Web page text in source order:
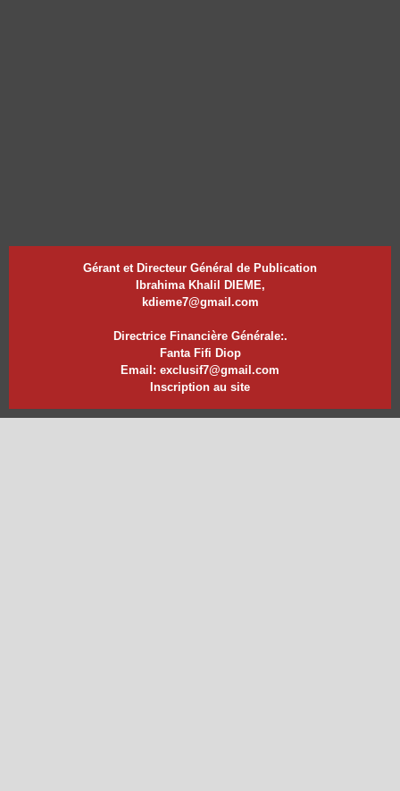
Gérant et Directeur Général de Publication
Ibrahima Khalil DIEME,
kdieme7@gmail.com
Directrice Financière Générale:.
Fanta Fifi Diop
Email: exclusif7@gmail.com
Inscription au site